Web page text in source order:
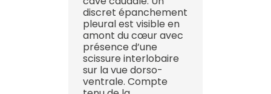
discret épanchement
pleural est visible en
amont du cœur avec
présence d’une
scissure interlobaire
sur la vue dorso-
ventrale. Compte